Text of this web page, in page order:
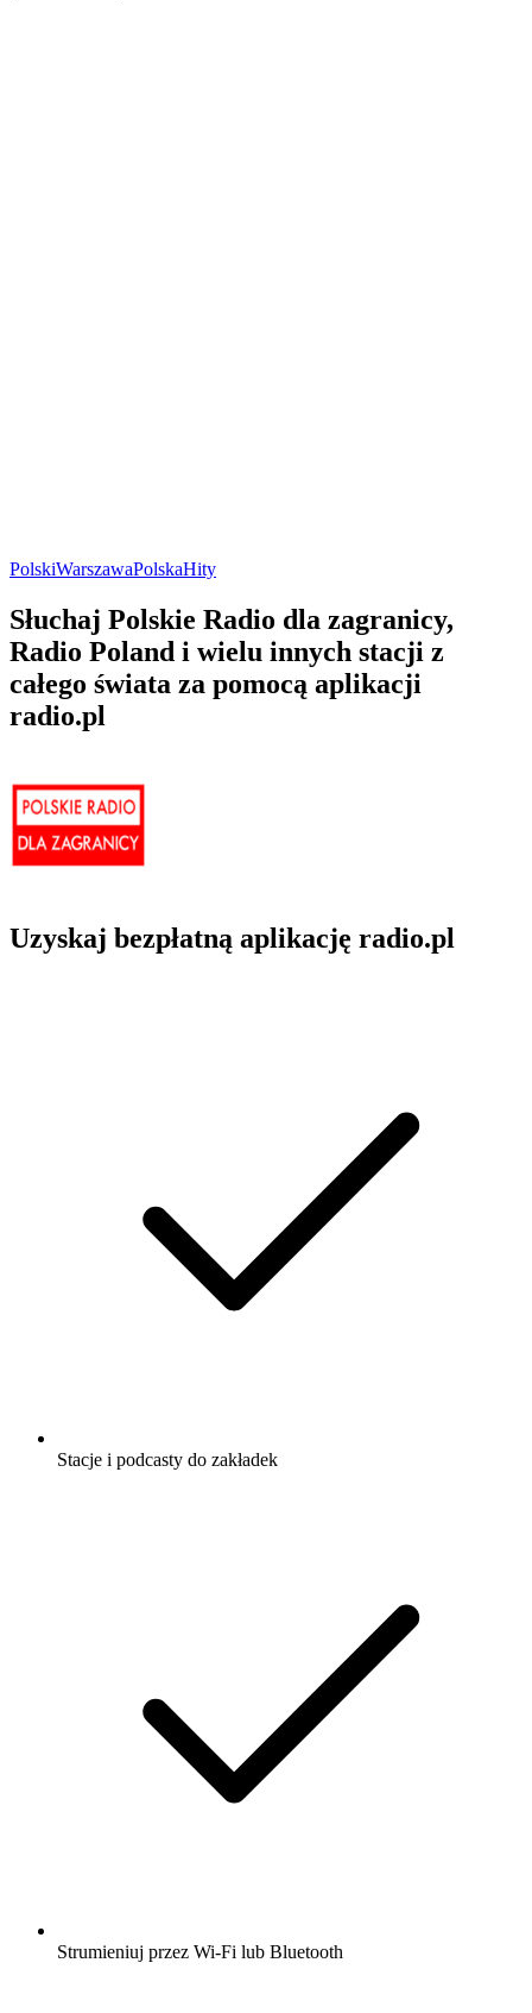
PolskiWarszawaPolskaHity
Słuchaj Polskie Radio dla zagranicy,
Radio Poland i wielu innych stacji z
całego świata za pomocą aplikacji
radio.pl
Uzyskaj bezpłatną aplikację radio.pl
Stacje i podcasty do zakładek
Strumieniuj przez Wi-Fi lub Bluetooth